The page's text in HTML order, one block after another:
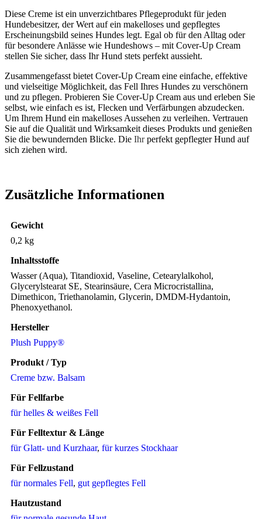
Diese Creme ist ein unverzichtbares Pflegeprodukt für jeden
Hundebesitzer, der Wert auf ein makelloses und gepflegtes
Erscheinungsbild seines Hundes legt. Egal ob für den Alltag oder
für besondere Anlässe wie Hundeshows – mit Cover-Up Cream
stellen Sie sicher, dass Ihr Hund stets perfekt aussieht.
Zusammengefasst bietet Cover-Up Cream eine einfache, effektive
und vielseitige Möglichkeit, das Fell Ihres Hundes zu verschönern
und zu pflegen. Probieren Sie Cover-Up Cream aus und erleben Sie
selbst, wie einfach es ist, Flecken und Verfärbungen abzudecken.
Um Ihrem Hund ein makelloses Aussehen zu verleihen. Vertrauen
Sie auf die Qualität und Wirksamkeit dieses Produkts und genießen
Sie die bewundernden Blicke. Die Ihrperfekt gepflegter Hund auf
sich ziehen wird.
Zusätzliche Informationen
Gewicht
0,2 kg
Inhaltsstoffe
Wasser (Aqua), Titandioxid, Vaseline, Cetearylalkohol,
Glycerylstearat SE, Stearinsäure, Cera Microcristallina,
Dimethicon, Triethanolamin, Glycerin, DMDM-Hydantoin,
Phenoxyethanol.
Hersteller
Plush Puppy®
Produkt / Typ
Creme bzw. Balsam
Für Fellfarbe
für helles & weißes Fell
Für Felltextur & Länge
für Glatt- und Kurzhaar, für kurzes Stockhaar
Für Fellzustand
für normales Fell, gut gepflegtes Fell
Hautzustand